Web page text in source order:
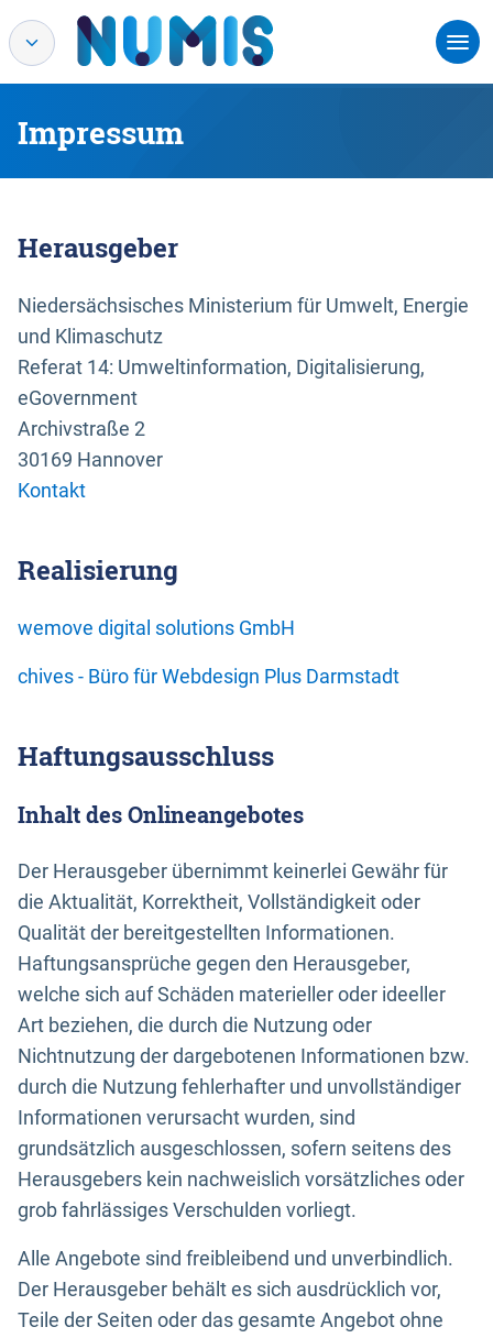
Impressum
Herausgeber
Niedersächsisches Ministerium für Umwelt, Energie
und Klimaschutz
Referat 14: Umweltinformation, Digitalisierung,
eGovernment
Archivstraße 2
30169 Hannover
Kontakt
Realisierung
wemove digital solutions GmbH
chives - Büro für Webdesign Plus Darmstadt
Haftungsausschluss
Inhalt des Onlineangebotes
Der Herausgeber übernimmt keinerlei Gewähr für
die Aktualität, Korrektheit, Vollständigkeit oder
Qualität der bereitgestellten Informationen.
Haftungsansprüche gegen den Herausgeber,
welche sich auf Schäden materieller oder ideeller
Art beziehen, die durch die Nutzung oder
Nichtnutzung der dargebotenen Informationen bzw.
durch die Nutzung fehlerhafter und unvollständiger
Informationen verursacht wurden, sind
grundsätzlich ausgeschlossen, sofern seitens des
Herausgebers kein nachweislich vorsätzliches oder
grob fahrlässiges Verschulden vorliegt.
Alle Angebote sind freibleibend und unverbindlich.
Der Herausgeber behält es sich ausdrücklich vor,
Teile der Seiten oder das gesamte Angebot ohne